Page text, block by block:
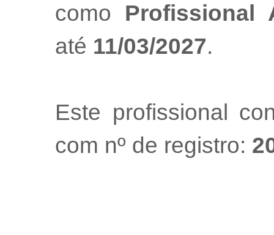
como Profissional
até 11/03/2027.
Este profissional
com nº de registro: